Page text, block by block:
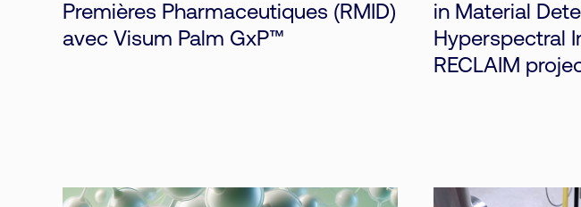
Premières Pharmaceutiques (RMID)
avec Visum Palm GxP™
in Material
Hyperspectral
RECLAIM